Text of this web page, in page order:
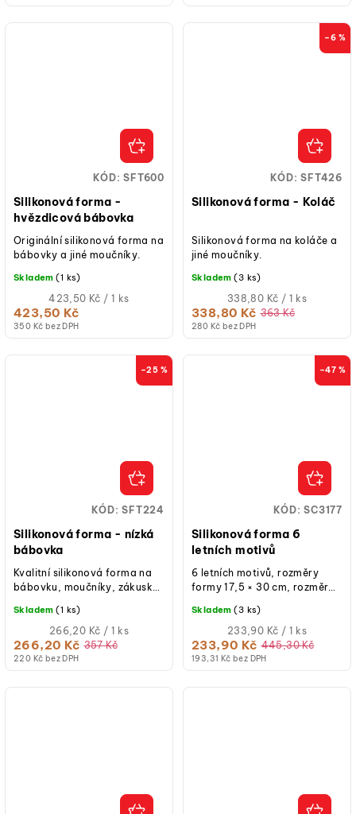
Silikonová forma -
hvězdicová bábovka
350 Kč bez DPH
423,50 Kč
Měrná
cena:
423,50 Kč / 1 ks
Skladem (1 ks)
Originální silikonová forma na
bábovky a jiné moučníky.
KÓD:SFT600
–6 %
Silikonová forma - Koláč
280 Kč bez DPH
338,80 Kč 363 Kč
Měrná
cena:
338,80 Kč / 1 ks
Skladem (3 ks)
Silikonová forma na koláče a
jiné moučníky.
KÓD:SFT426
–25 %
Silikonová forma - nízká
bábovka
220 Kč bez DPH
266,20 Kč 357 Kč
Měrná
cena:
266,20 Kč / 1 ks
Skladem (1 ks)
Kvalitní silikonová forma na
bábovku, moučníky, zákusky
KÓD:SFT224
–47 %
Silikonová forma 6
letních motivů
193,31 Kč bez DPH
233,90 Kč 445,30 Kč
Měrná
cena:
233,90 Kč / 1 ks
Skladem (3 ks)
6 letních motivů, rozměry
formy 17,5 × 30 cm, rozměr
až 13 cm, teplotní odolnost
-20 °C až...
KÓD:SC3177